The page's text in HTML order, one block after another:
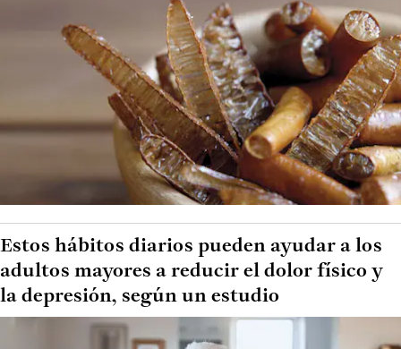
Estos hábitos diarios pueden ayudar a los
adultos mayores a reducir el dolor físico y
la depresión, según un estudio